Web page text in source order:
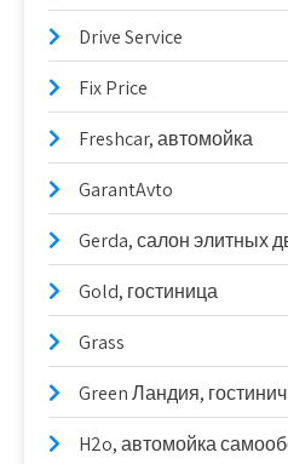
Drive Service
Fix Price
Freshcar, автомойка
GarantAvto
Gerda, салон элитных
Gold, гостиница
Grass
Green Ландия,
H2o, автомойка